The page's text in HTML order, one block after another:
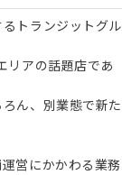
トランジットグル
リアの話題店であ
ん、別業態で新た
営にかかわる業務